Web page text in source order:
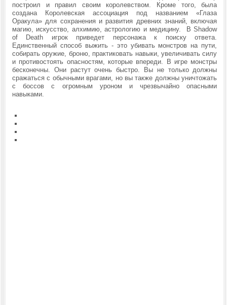
построил и правил своим королевством. Кроме того, была
создана Королевская ассоциация под названием «Глаза
Оракула» для сохранения и развития древних знаний, включая
магию, искусство, алхимию, астрологию и медицину. В Shadow
of Death игрок приведет персонажа к поиску ответа.
Единственный способ выжить - это убивать монстров на пути,
собирать оружие, броню, практиковать навыки, увеличивать силу
и противостоять опасностям, которые впереди. В игре монстры
бесконечны. Они растут очень быстро. Вы не только должны
сражаться с обычными врагами, но вы также должны уничтожать
с боссов с огромным уроном и чрезвычайно опасными
навыками.